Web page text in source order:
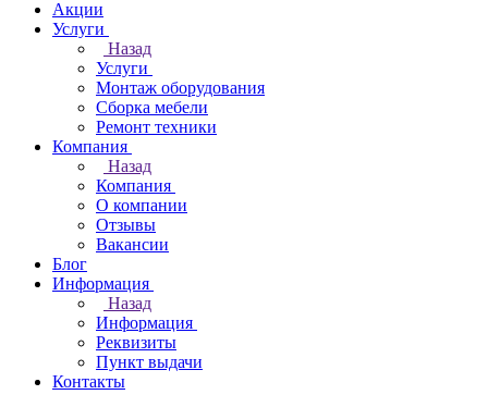
Акции
Услуги
Назад
Услуги
Монтаж оборудования
Сборка мебели
Ремонт техники
Компания
Назад
Компания
О компании
Отзывы
Вакансии
Блог
Информация
Назад
Информация
Реквизиты
Пункт выдачи
Контакты